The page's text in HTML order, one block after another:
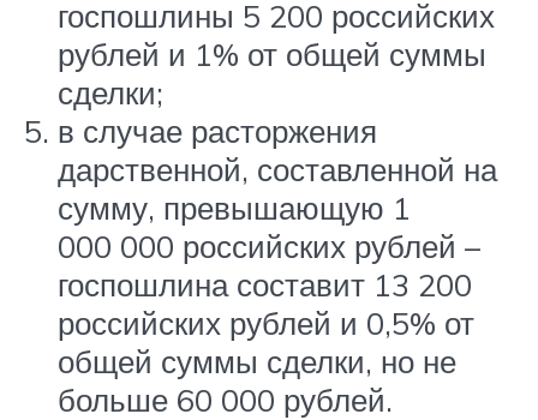
госпошлины 5 200 российских
рублей и 1% от общей суммы
сделки;
в случае расторжения
дарственной, составленной на
сумму, превышающую 1
000 000 российских рублей –
госпошлина составит 13 200
российских рублей и 0,5% от
общей суммы сделки, но не
больше 60 000 рублей.